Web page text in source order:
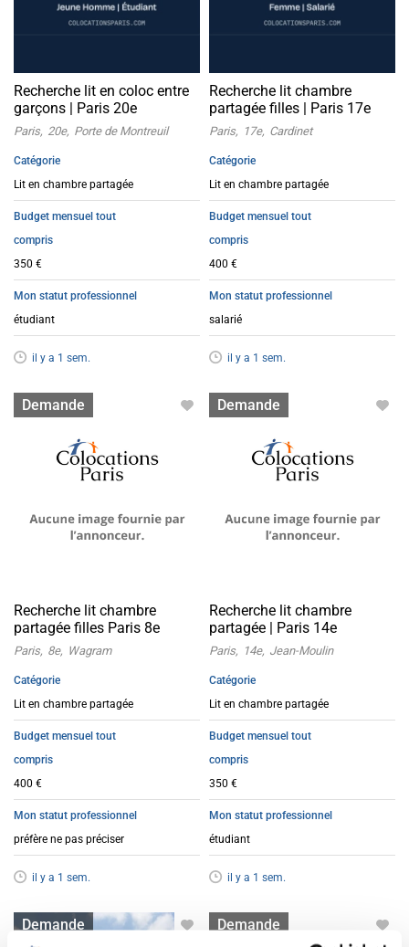
Recherche lit en coloc entre
garçons | Paris 20e
Paris 20e Porte de Montreuil
Catégorie
Lit en chambre partagée
Budget mensuel tout
compris
350 €
Mon statut professionnel
étudiant
il y a 1 sem.
Recherche lit chambre
partagée filles | Paris 17e
Paris 17e Cardinet
Catégorie
Lit en chambre partagée
Budget mensuel tout
compris
400 €
Mon statut professionnel
salarié
il y a 1 sem.
Demande
Lit en colocation
Recherche lit chambre
partagée filles Paris 8e
Paris 8e Wagram
Catégorie
Lit en chambre partagée
Budget mensuel tout
compris
400 €
Mon statut professionnel
préfère ne pas préciser
il y a 1 sem.
Demande
Lit en colocation
Recherche lit chambre
partagée | Paris 14e
Paris 14e Jean-Moulin
Catégorie
Lit en chambre partagée
Budget mensuel tout
compris
350 €
Mon statut professionnel
étudiant
il y a 1 sem.
Demande
Lit en colocation Demande
Lit en colocation